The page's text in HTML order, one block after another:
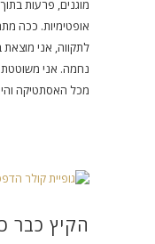
מוגנים, פרעות
אופטימיות. ככה
לתקווה, אני
נחמה. אני
מכל האסתטיקה
הקיץ כבר